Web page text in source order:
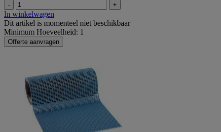
- +
In winkelwagen
Dit artikel is momenteel niet beschikbaar
Minimum Hoeveelheid: 1
Offerte aanvragen